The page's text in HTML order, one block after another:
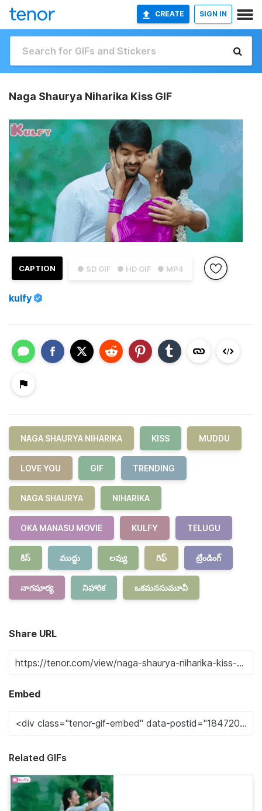
CREATE SIGN IN
Naga Shaurya Niharika Kiss GIF
● SD GIF ● HD GIF ● MP4
CAPTION
kulfy
NAGA SHAURYA NIHARIKA KISS MUDDU
LOVE YOU GIF TRENDING
NAGA SHAURYA NIHARIKA
OKA MANASU MOVIE KULFY TELUGU
కిస్ ముద్దు లవ్యు గిఫ్ ట్రేండింగ్
నాగషూర్య నిహారిక ఒకమనసుమూవీ
Share URL
Embed
Related GIFs